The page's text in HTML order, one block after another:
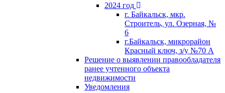
2024 год
г. Байкальск, мкр.
Строитель, ул. Озерная, №
6
г.Байкальск, микрорайон
Красный ключ, з/у №70 А
Решение о выявлении правообладателя
ранее учтенного объекта
недвижимости
Уведомления